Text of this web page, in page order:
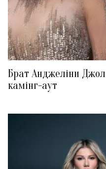
Брат Анджеліни
камінг-аут